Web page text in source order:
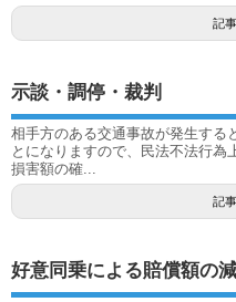
記
示談・調停・裁判
相手方のある交通事故が発生する
とになりますので、民法不法行
損害額の確...
記
好意同乗による賠償額の